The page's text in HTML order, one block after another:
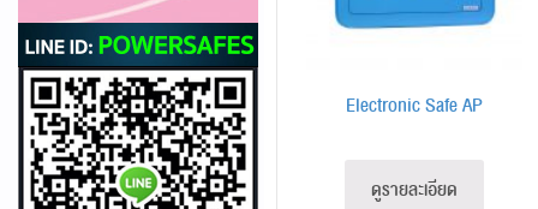
Electronic Safe AP
ดูรายละเอียด